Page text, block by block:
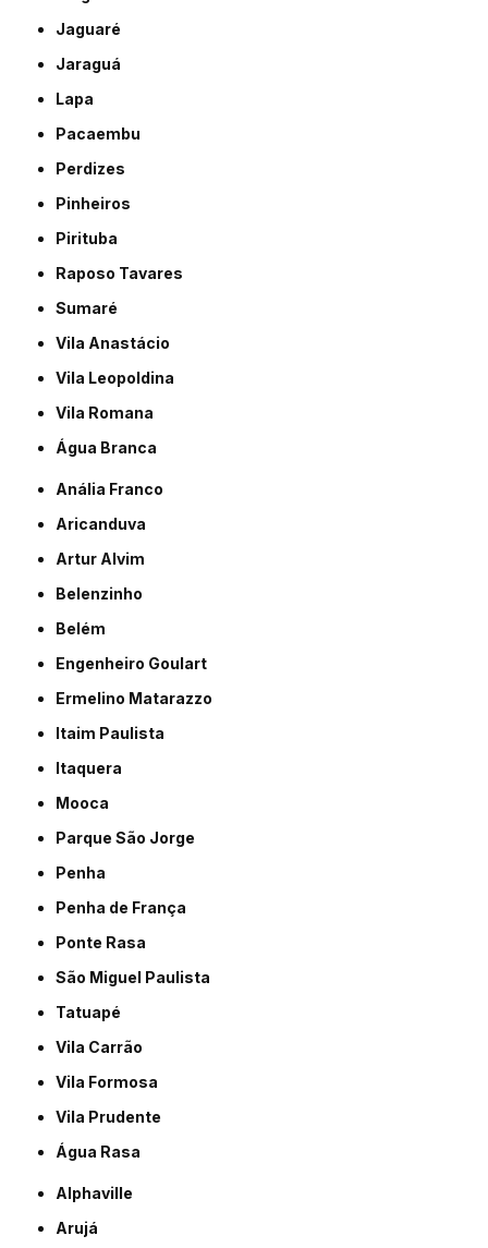
Jaguaré
Jaraguá
Lapa
Pacaembu
Perdizes
Pinheiros
Pirituba
Raposo Tavares
Sumaré
Vila Anastácio
Vila Leopoldina
Vila Romana
Água Branca
Anália Franco
Aricanduva
Artur Alvim
Belenzinho
Belém
Engenheiro Goulart
Ermelino Matarazzo
Itaim Paulista
Itaquera
Mooca
Parque São Jorge
Penha
Penha de França
Ponte Rasa
São Miguel Paulista
Tatuapé
Vila Carrão
Vila Formosa
Vila Prudente
Água Rasa
Alphaville
Arujá